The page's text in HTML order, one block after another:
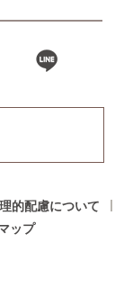
的配慮について
ップ